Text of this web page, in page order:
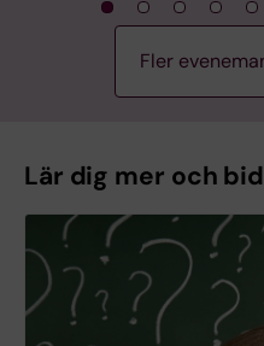
Fler
Lär dig mer och